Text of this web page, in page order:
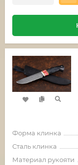
Форма клинка
Сталь клинка
Материал рукояти